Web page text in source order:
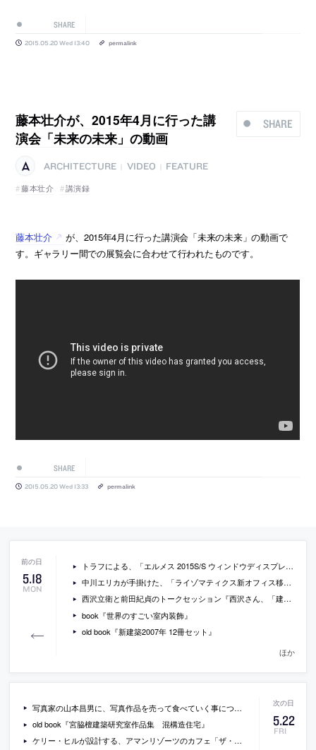
SHARE
2015.05.20 Wed 13:40 permalink
SHARE
藤本壮介が、2015年4月に行った講
演会「未来の未来」の動画
ARCHITECTURE VIDEO
FEATURE
藤本壮介
講演録
藤本壮介
が、2015年4月に行った講演会「未来の未来」の動画で
す。ギャラリー間での展覧会に合わせて行われたものです。
SHARE
2015.05.20 Wed 13:33 permalink
5.18
MON
トラフによる、「エルメス 2015S/S ウィンドウディスプレイ」の写真
中川エリカが手掛けた、「ライゾマティクス新オフィス移転計画」の模型写真
西沢立衛と前田紀貞のトークセッション『西沢さん、「建築」って何ですか？』が開催[2015/6/13]
book『世界のすごい室内装飾』
old book『新建築2007年 12冊セット』
ほか
5.22
FRI
写真家の山本昌男に、写真作品を売って食べていく事について聞いているインタビュー（後編）
old book『宮脇檀建築研究室作品集 混構造住宅』
ケリー・ヒルが設計する、アマンリゾーツのカフェ「ザ・カフェ byアマン」が、大手町に6月1日オープン